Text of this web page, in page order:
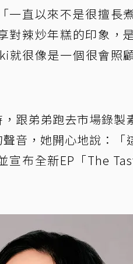
一直以來不是很擅長
對辣炒年糕的印象，
就很像是一個很會照
跟弟弟跑去市場錄製
音，她開心地說：「
宣布全新EP「The